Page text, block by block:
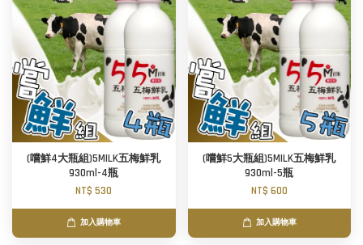
(嚐鮮4大瓶組)5MILK五梅鮮乳
930ml-4瓶
NT$ 530
加入購物車
(嚐鮮5大瓶組)5MILK五梅鮮乳
930ml-5瓶
NT$ 600
加入購物車